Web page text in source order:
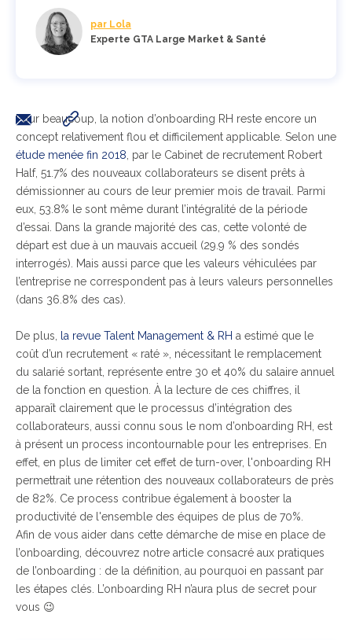
par Lola
Experte GTA Large Market & Santé
Pour beaucoup, la notion d’onboarding RH reste encore un
concept relativement flou et difficilement applicable. Selon une
étude menée fin 2018 , par le Cabinet de recrutement Robert
Half, 51.7% des nouveaux collaborateurs se disent prêts à
démissionner au cours de leur premier mois de travail. Parmi
eux, 53.8% le sont même durant l’intégralité de la période
d’essai. Dans la grande majorité des cas, cette volonté de
départ est due à un mauvais accueil (29.9 % des sondés
interrogés). Mais aussi parce que les valeurs véhiculées par
l’entreprise ne correspondent pas à leurs valeurs personnelles
(dans 36.8% des cas).
De plus, la revue Talent Management & RH a estimé que le
coût d’un recrutement « raté », nécessitant le remplacement
du salarié sortant, représente entre 30 et 40% du salaire annuel
de la fonction en question. À la lecture de ces chiffres, il
apparaît clairement que le processus d’intégration des
collaborateurs, aussi connu sous le nom d’onboarding RH, est
à présent un process incontournable pour les entreprises. En
effet, en plus de limiter cet effet de turn-over, l'onboarding RH
permettrait une rétention des nouveaux collaborateurs de près
de 82%. Ce process contribue également à booster la
productivité de l'ensemble des équipes de plus de 70%.
Afin de vous aider dans cette démarche de mise en place de
l’onboarding, découvrez notre article consacré aux pratiques
de l’onboarding : de la définition, au pourquoi en passant par
les étapes clés. L’onboarding RH n’aura plus de secret pour
vous 😉